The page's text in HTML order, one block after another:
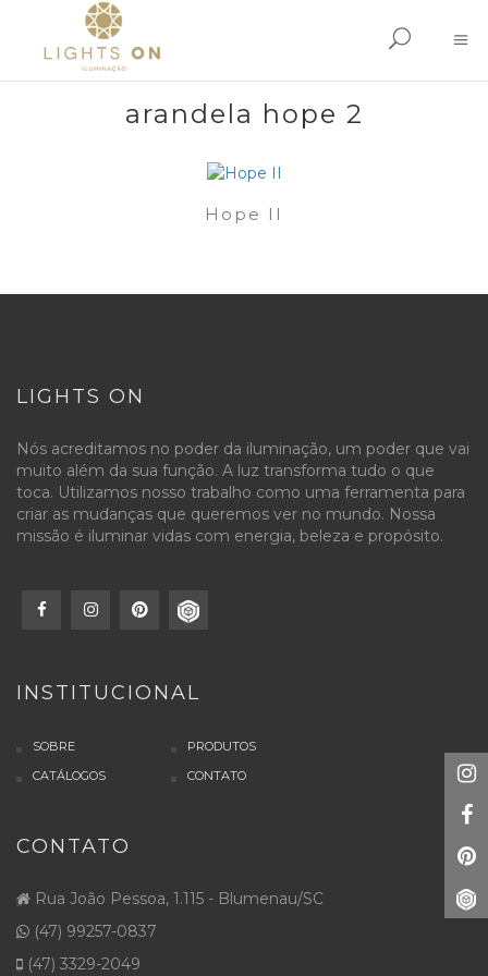
arandela hope 2
Hope II
LIGHTS ON
Nós acreditamos no poder da iluminação, um poder que vai
muito além da sua função. A luz transforma tudo o que
toca. Utilizamos nosso trabalho como uma ferramenta para
criar as mudanças que queremos ver no mundo. Nossa
missão é iluminar vidas com energia, beleza e propósito.
INSTITUCIONAL
SOBRE
PRODUTOS
CATÁLOGOS
CONTATO
CONTATO
Rua João Pessoa, 1.115 - Blumenau/SC
(47) 99257-0837
(47) 3329-2049